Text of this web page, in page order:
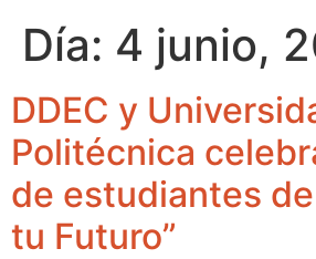
Día: 4 junio,
DDEC y
Politécnica
de estudiantes
tu Futuro”